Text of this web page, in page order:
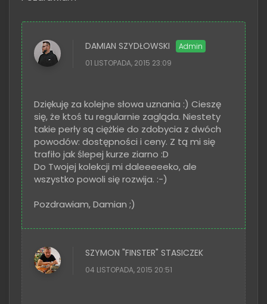
DAMIAN SZYDŁOWSKI
01 LISTOPADA, 2015 23:09
Dziękuję za kolejne słowa uznania :) Cieszę
się, że ktoś tu regularnie zagląda. Niestety
takie perły są ciężkie do zdobycia z dwóch
powodów: dostępności i ceny. Z tą mi się
trafiło jak ślepej kurze ziarno :D
Do Twojej kolekcji mi daleeeeeko, ale
wszystko powoli się rozwija. :-)
Pozdrawiam, Damian ;)
SZYMON "FINSTER" STASICZEK
04 LISTOPADA, 2015 20:51